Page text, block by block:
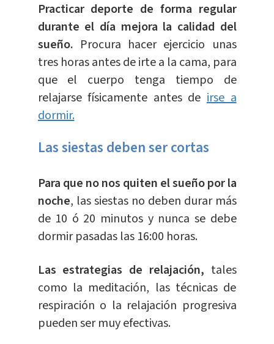
Practicar deporte de forma regular
durante el día mejora la calidad del
sueño. Procura hacer ejercicio unas
tres horas antes de irte a la cama, para
que el cuerpo tenga tiempo de
relajarse físicamente antes de irse a
dormir.
Las siestas deben ser cortas
Para que no nos quiten el sueño por la
noche, las siestas no deben durar más
de 10 ó 20 minutos y nunca se debe
dormir pasadas las 16:00 horas.
Las estrategias de relajación, tales
como la meditación, las técnicas de
respiración o la relajación progresiva
pueden ser muy efectivas.